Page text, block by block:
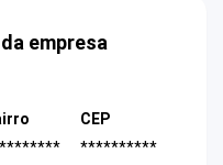
empresa
CEP
**********